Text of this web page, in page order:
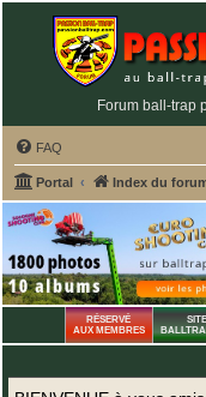
Forum ball-trap
FAQ
Portal Index du
RÉSERVÉ
AUX MEMBRES
SITE